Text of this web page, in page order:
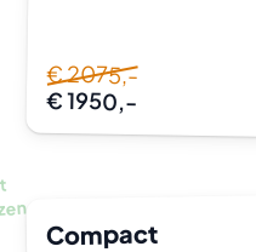
€ 2075,-
€ 1950,-
Compact